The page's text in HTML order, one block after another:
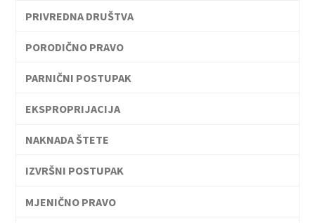
PRIVREDNA DRUŠTVA
PORODIČNO PRAVO
PARNIČNI POSTUPAK
EKSPROPRIJACIJA
NAKNADA ŠTETE
IZVRŠNI POSTUPAK
MJENIČNO PRAVO